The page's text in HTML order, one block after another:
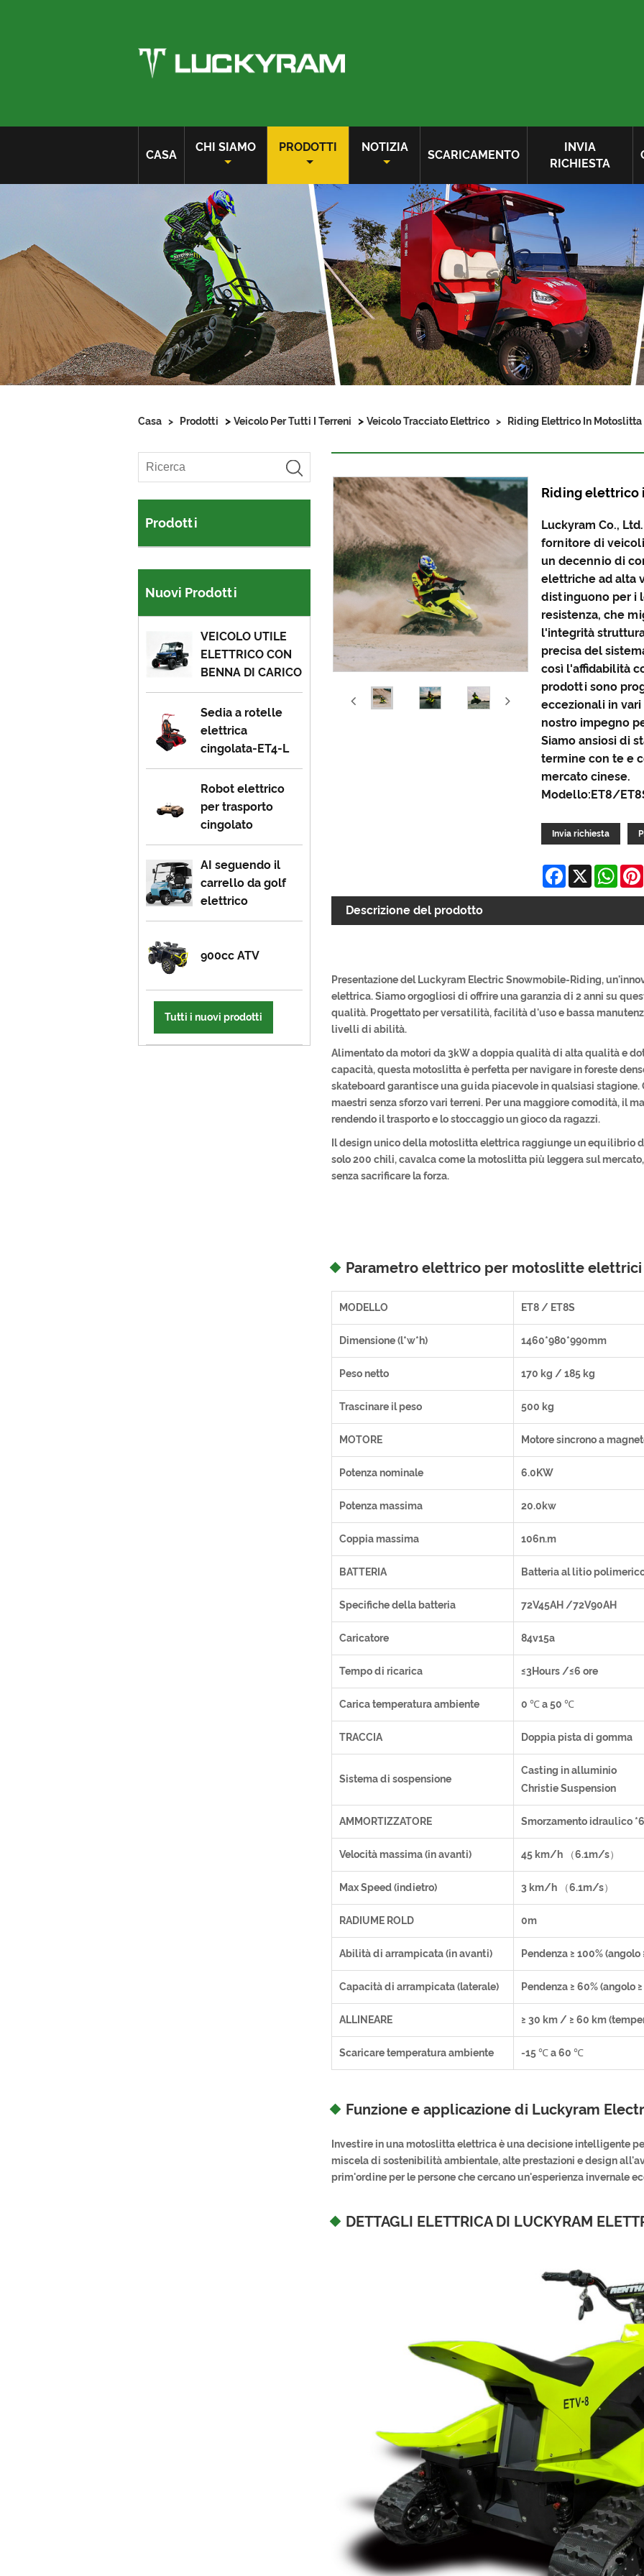
CASA
CHI SIAMO PRODOTTI NOTIZIA
SCARICAMENTO
INVIA
RICHIESTA
Casa > Prodotti > Veicolo Per Tutti I Terreni > Veicolo Tracciato Elettrico > Riding Elettrico In Motoslitta
Prodotti
Nuovi Prodotti
VEICOLO UTILE
ELETTRICO CON
BENNA DI CARICO
Sedia a rotelle
elettrica
cingolata-ET4-L
Robot elettrico
per trasporto
cingolato
AI seguendo il
carrello da golf
elettrico
900cc ATV
Tutti i nuovi prodotti
Riding elettrico
Luckyram Co.,
fornitore di
un decennio di
elettriche ad alta
distinguono per i
resistenza, che
l'integrità
precisa del
così l'affidabilità
prodotti sono
eccezionali in
nostro impegno
Siamo ansiosi di
termine con te e
mercato cinese.
Modello:ET8/
Invia richiesta
Facebook
X
Descrizione del prodotto
Presentazione del Luckyram Electric Snowmobile-Riding,
elettrica. Siamo orgogliosi di offrire una garanzia di 2 anni su
qualità. Progettato per versatilità, facilità d'uso e bassa
livelli di abilità.
Alimentato da motori da 3kW a doppia qualità di alta qualità e
capacità, questa motoslitta è perfetta per navigare in foreste
skateboard garantisce una guida piacevole in qualsiasi
maestri senza sforzo vari terreni. Per una maggiore comodità, il
rendendo il trasporto e lo stoccaggio un gioco da ragazzi.
Il design unico della motoslitta elettrica raggiunge un equilibrio
solo 200 chili, cavalca come la motoslitta più leggera sul
senza sacrificare la forza.
Parametro elettrico per motoslitte elettrici
MODELLO ET8 / ET8S
Dimensione (l*w*h) 1460*980*990mm
Peso netto 170 kg / 185 kg
Trascinare il peso 500 kg
MOTORE Motore sincrono a
Potenza nominale 6.0KW
Potenza massima 20.0kw
Coppia massima 106n.m
BATTERIA Batteria al litio
Specifiche della batteria 72V45AH /72V90AH
Caricatore 84v15a
Tempo di ricarica ≤3Hours /≤6 ore
Carica temperatura ambiente 0 ℃ a 50 ℃
TRACCIA Doppia pista di gomma
Sistema di sospensione
Casting in alluminio
Christie Suspension
AMMORTIZZATORE Smorzamento idraulico *6
Velocità massima (in avanti) 45 km/h （6.1m/s）
Max Speed (indietro) 3 km/h （6.1m/s）
RADIUME ROLD 0m
Abilità di arrampicata (in avanti) Pendenza ≥ 100% (angolo
Capacità di arrampicata (laterale) Pendenza ≥ 60% (angolo ≥
ALLINEARE ≥ 30 km / ≥ 60 km
Scaricare temperatura ambiente -15 ℃ a 60 ℃
Funzione e applicazione di Luckyram
Investire in una motoslitta elettrica è una decisione intelligente
miscela di sostenibilità ambientale, alte prestazioni e design
prim'ordine per le persone che cercano un'esperienza invernale
DETTAGLI ELETTRICA DI LUCKYRAM